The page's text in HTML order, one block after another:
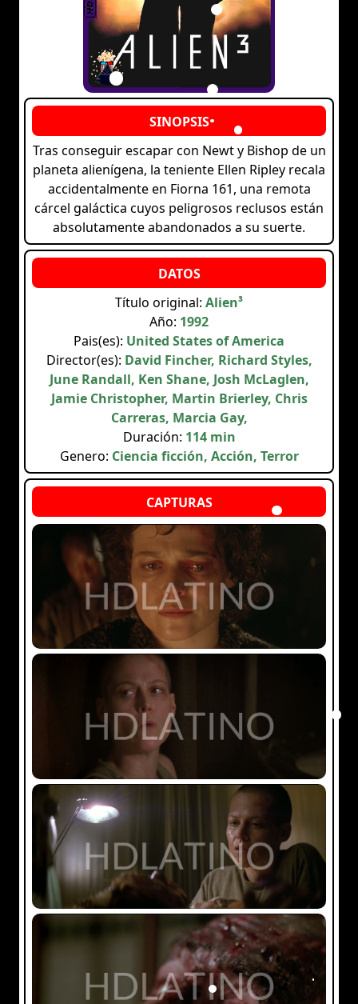
Tras conseguir escapar con Newt y Bishop de un
planeta alienígena, la teniente Ellen Ripley recala
accidentalmente en Fiorna 161, una remota
cárcel galáctica cuyos peligrosos reclusos están
absolutamente abandonados a su suerte.
Título original: Alien³
Año: 1992
Pais(es): United States of America
Director(es): David Fincher, Richard Styles,
June Randall, Ken Shane, Josh McLaglen,
Jamie Christopher, Martin Brierley, Chris
Carreras, Marcia Gay,
Duración: 114 min
Genero: Ciencia ficción, Acción, Terror